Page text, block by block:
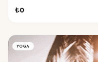
₺0
YOGA